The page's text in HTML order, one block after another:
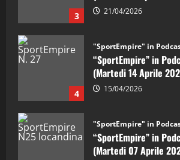
4 15/04/2026
5
"SportEmpire" in
“SportEmpire” in
(Martedi 07 Aprile
08/04/2026
"SportEmpire" in
“SportEmpire” in
(Martedi 05 Maggio